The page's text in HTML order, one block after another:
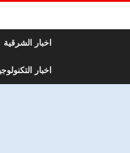
اخبار الشرقية
اخبار